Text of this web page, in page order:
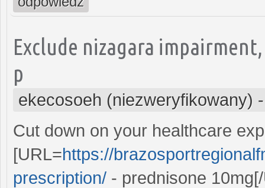
Exclude nizagara
p
ekecosoeh (niezweryfikowany)
Cut down on your healthcare
[URL=https://
prescription/ - prednisone